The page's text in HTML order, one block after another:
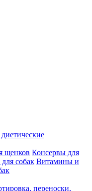
щенков Консервы для
собак Витамины и
переноски,